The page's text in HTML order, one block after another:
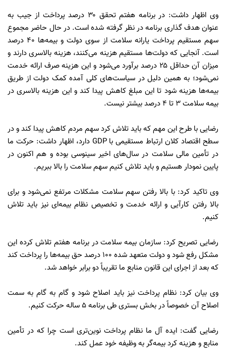
وی اظهار داشت: در برنامه هفتم تحقق ۳۰ درصد پرداخت از جیب به
عنوان هدف گذاری برنامه در نظر گرفته شده است. در حال حاضر مجموع
سهم مستقیم پرداخت یارانه سلامت از سوی دولت و بیمه‌ها ۴۰ درصد
است. آنجایی که دولت‌ها مستقیم هزینه می‌کنند، هزینه بالاسری دارند و
میزان آن حداقل ۲۵ درصد برآورد می‌شود و این هزینه صرف ارائه خدمت
نمی‌شود؛ به همین دلیل در سیاست‌های کلی آمده کمک دولت از طریق
بیمه‌ها هزینه شود تا این مبلغ کاهش پیدا کند و این هزینه بالاسری در
بیمه سلامت ۳ تا ۴ درصد بیشتر نیست.
رضایی با طرح این مهم که باید تلاش کرد سهم مردم کاهش پیدا کند و در
سطح اقتصاد کلان ارتباط مستقیمی با GDP دارد، اظهار داشت: حرکت ما
در تأمین مالی سلامت در سال‌های اخیر سینوسی بوده و هم اکنون در
پایین نمودار هستیم و باید تلاش کنیم سهم سلامت را بالا ببریم.
وی تاکید کرد: با بالا رفتن سهم سلامت مشکلات مرتفع نمی‌شود و برای
بالا رفتن کارآیی و ارائه خدمت و تخصیص نظام بیمه‌ای نیز باید تلاش
کنیم.
رضایی تصریح کرد: سازمان بیمه سلامت در برنامه هفتم تلاش کرده این
مشکل رفع شود و دولت متعهد شده ۱۰۰ درصد حق بیمه‌ها را پرداخت کند
که بعد از اجرای این قانون منابع ما تقریباً دو برابر خواهد شد.
وی بیان کرد: نظام پرداخت نیز باید اصلاح شود و گام به گام به سمت
اصلاح آن خصوصاً در بخش بستری طی برنامه ۵ ساله حرکت کنیم.
رضایی گفت: ایده آل ما نظام پرداخت نوین‌تری است چرا که در تأمین
منابع و هزینه کرد بیمه‌گر به وظیفه خود عمل کند.